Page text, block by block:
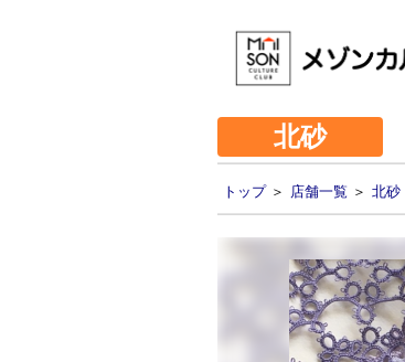
北砂
トップ＞ 店舗一覧 ＞ 北砂